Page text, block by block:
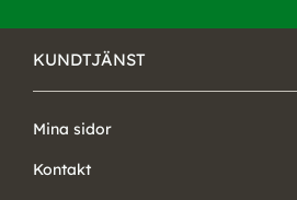
KUNDTJÄNST
Mina sidor
Kontakt